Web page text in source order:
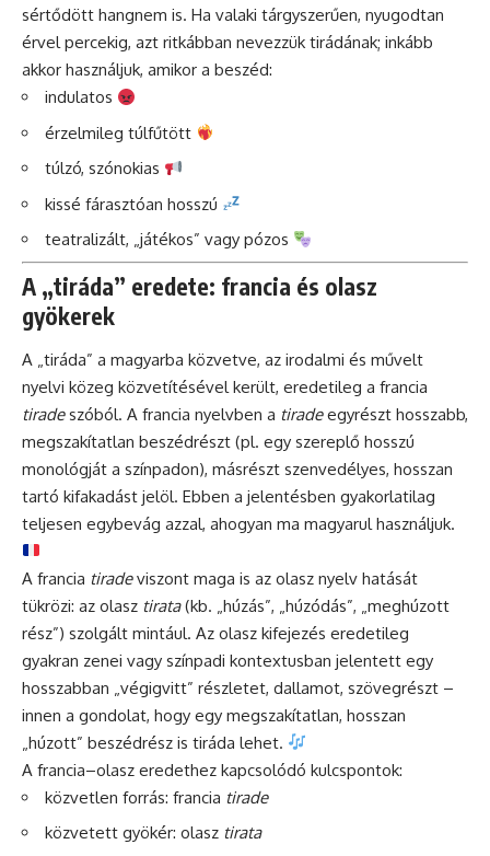
sértődött hangnem is. Ha valaki tárgyszerűen, nyugodtan
érvel percekig, azt ritkábban nevezzük tirádának; inkább
akkor használjuk, amikor a beszéd:
indulatos
érzelmileg túlfűtött
túlzó, szónokias
kissé fárasztóan hosszú
teatralizált, „játékos” vagy pózos
A „tiráda” eredete: francia és olasz
gyökerek
A „tiráda” a magyarba közvetve, az irodalmi és művelt
nyelvi közeg közvetítésével került, eredetileg a francia
tiradeszóból. A francia nyelvben a tiradeegyrészt hosszabb,
megszakítatlan beszédrészt (pl. egy szereplő hosszú
monológját a színpadon), másrészt szenvedélyes, hosszan
tartó kifakadást jelöl. Ebben a jelentésben gyakorlatilag
teljesen egybevág azzal, ahogyan ma magyarul használjuk.
A francia tiradeviszont maga is az olasz nyelv hatását
tükrözi: az olasz tirata(kb. „húzás”, „húzódás”, „meghúzott
rész”) szolgált mintául. Az olasz kifejezés eredetileg
gyakran zenei vagy színpadi kontextusban jelentett egy
hosszabban „végigvitt” részletet, dallamot, szövegrészt –
innen a gondolat, hogy egy megszakítatlan, hosszan
„húzott” beszédrész is tiráda lehet.
A francia–olasz eredethez kapcsolódó kulcspontok:
közvetlen forrás: francia tirade
közvetett gyökér: olasz tirata